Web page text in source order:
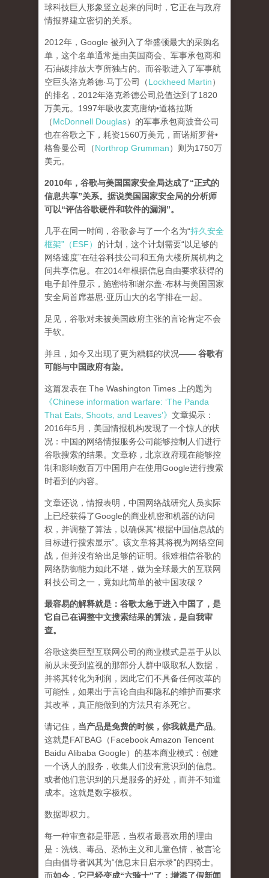
球科技巨人形象竖立起来的同时，它正在与政府
情报界建立密切的关系。
2012年，Google 被列入了华盛顿最大的采购名
单，这个名单通常是由美国商会、军事承包商和
石油碳排放大亨所独占的。而谷歌进入了军事航
空巨头洛克希德·马丁公司（Lockheed Martin）
的排名，2012年洛克希德公司总值达到了1820
万美元。1997年吸收麦克唐纳•道格拉斯
（McDonnell Douglas）的军事承包商波音公司
也在谷歌之下，耗资1560万美元，而诺斯罗普•
格鲁曼公司（Northrop Grumman）则为1750万
美元。
2010年，谷歌与美国国家安全局达成了“正式的
信息共享”关系。据说美国国家安全局的分析师
可以“评估谷歌硬件和软件的漏洞”。
几乎在同一时间，谷歌参与了一个名为“持久安全
框架”（ESF） 的计划，这个计划需要“以足够的
网络速度”在硅谷科技公司和五角大楼所属机构之
间共享信息。在2014年根据信息自由要求获得的
电子邮件显示，施密特和谢尔盖·布林与美国国家
安全局首席基思·亚历山大的名字排在一起。
足见，谷歌对未被美国政府主张的言论肯定不会
手软。
并且，如今又出现了更为糟糕的状况—— 谷歌有
可能与中国政府有染。
这篇发表在 The Washington Times 上的题为
《Chinese information warfare: ‘The Panda
That Eats, Shoots, and Leaves’》 文章揭示：
2016年5月，美国情报机构发现了一个惊人的状
况：中国的网络情报服务公司能够控制人们进行
谷歌搜索的结果。文章称，北京政府现在能够控
制和影响数百万中国用户在使用Google进行搜索
时看到的内容。
文章还说，情报表明，中国网络战研究人员实际
上已经获得了Google的商业机密和机器的访问
权，并调整了算法，以确保其“根据中国信息战的
目标进行搜索显示”。该文章将其将视为网络空间
战，但并没有给出足够的证明。很难相信谷歌的
网络防御能力如此不堪，做为全球最大的互联网
科技公司之一，竟如此简单的被中国攻破？
最容易的解释就是：谷歌太急于进入中国了，是
它自己在调整中文搜索结果的算法，是自我审
查。
谷歌这类巨型互联网公司的商业模式是基于从以
前从未受到监视的那部分人群中吸取私人数据，
并将其转化为利润，因此它们不具备任何改革的
可能性，如果出于言论自由和隐私的维护而要求
其改革，真正能做到的方法只有杀死它。
请记住， 当产品是免费的时候，你我就是产品。
这就是FATBAG（Facebook Amazon Tencent
Baidu Alibaba Google）的基本商业模式：创建
一个诱人的服务，收集人们没有意识到的信息。
或者他们意识到的只是服务的好处，而并不知道
成本。这就是数字极权。
数据即权力。
每一种审查都是罪恶，当权者最喜欢用的理由
是：洗钱、毒品、恐怖主义和儿童色情，被言论
自由倡导者讽其为“信息末日启示录”的四骑士。
而如今，它已经变成“六骑士”了：增添了假新闻